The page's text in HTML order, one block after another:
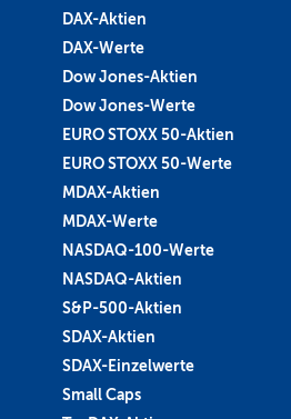
DAX-Aktien
DAX-Werte
Dow Jones-Aktien
Dow Jones-Werte
EURO STOXX 50-Aktien
EURO STOXX 50-Werte
MDAX-Aktien
MDAX-Werte
NASDAQ-100-Werte
NASDAQ-Aktien
S&P-500-Aktien
SDAX-Aktien
SDAX-Einzelwerte
Small Caps